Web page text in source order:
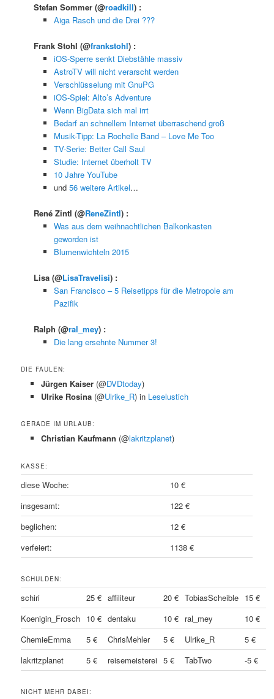
Stefan Sommer(@roadkill) :
Aiga Rasch und die Drei ???
Frank Stohl(@frankstohl) :
iOS-Sperre senkt Diebstähle massiv
AstroTV will nicht verarscht werden
Verschlüsselung mit GnuPG
iOS-Spiel: Alto’s Adventure
Wenn BigData sich mal irrt
Bedarf an schnellem Internet überraschend groß
Musik-Tipp: La Rochelle Band – Love Me Too
TV-Serie: Better Call Saul
Studie: Internet überholt TV
10 Jahre YouTube
und 56 weitere Artikel…
René Zintl(@ReneZintl) :
Was aus dem weihnachtlichen Balkonkasten
geworden ist
Blumenwichteln 2015
Lisa(@LisaTravelisi) :
San Francisco – 5 Reisetipps für die Metropole am
Pazifik
Ralph(@ral_mey) :
Die lang ersehnte Nummer 3!
DIE FAULEN:
Jürgen Kaiser (@DVDtoday)
Ulrike Rosina (@Ulrike_R) in Leselustich
GERADE IM URLAUB:
Christian Kaufmann (@lakritzplanet)
KASSE:
diese Woche:
10 €
insgesamt:
122 €
beglichen:
12 €
verfeiert:
1138 €
SCHULDEN:
schiri 25 € affiliteur 20 € TobiasScheible 15 €
Koenigin_Frosch 10 € dentaku 10 € ral_mey
10 €
ChemieEmma
5 € ChrisMehler 5 € Ulrike_R
5 €
lakritzplanet
5 € reisemeisterei 5 € TabTwo -5 €
NICHT MEHR DABEI: